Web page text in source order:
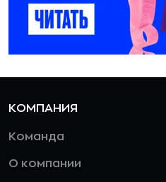
КОМПАНИЯ
Команда
О компании